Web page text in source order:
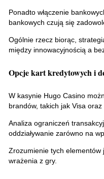
Ponadto włączenie
bankowych czują się
Ogólnie rzecz biorąc,
między innowacyjnością a
Opcje kart kredytowych i
W kasynie Hugo Casino
brandów, takich jak Visa
Analiza ograniczeń
oddziaływanie zarówno na
Zrozumienie tych elementów
wrażenia z gry.